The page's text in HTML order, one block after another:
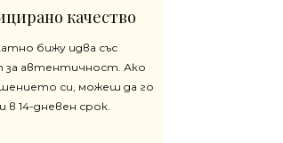
качество
бижу идва със
автентичност. Ако
си, можеш да го
в 14-дневен срок.